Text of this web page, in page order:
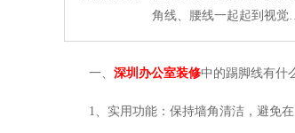
角线、腰线一起起到视
一、 深圳办公室装修中的踢脚线有什
1、实用功能：保持墙角清洁，避免